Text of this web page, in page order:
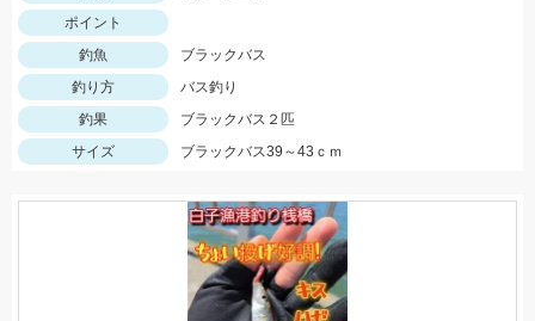
ポイント
釣魚
ブラックバス
釣り方
バス釣り
釣果
ブラックバス２匹
サイズ
ブラックバス39～43ｃｍ